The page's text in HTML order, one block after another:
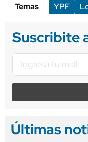
Temas
YPF
Suscribite
Últimas